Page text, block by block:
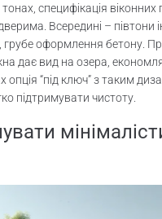
специфікація віконних
Всередині – півтони
грубе оформлення бетону.
дає вид на озера,
опція “під ключ” з таким
підтримувати чистоту.